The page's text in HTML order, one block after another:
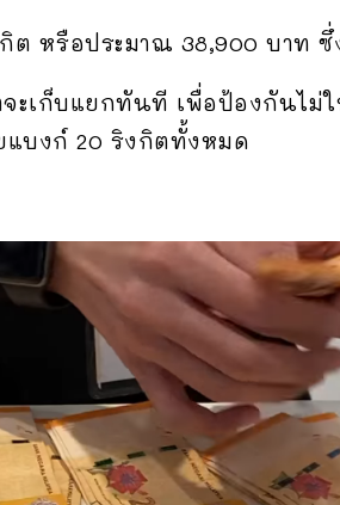
หรือประมาณ 38,900 บาท ซึ่
ะเก็บแยกทันที เพื่อป้องกันไม่
แบงก์ 20 ริงกิตทั้งหมด